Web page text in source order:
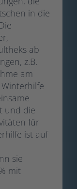
in die
ab
z.B.
am
und die
für
ist auf
sie
mit